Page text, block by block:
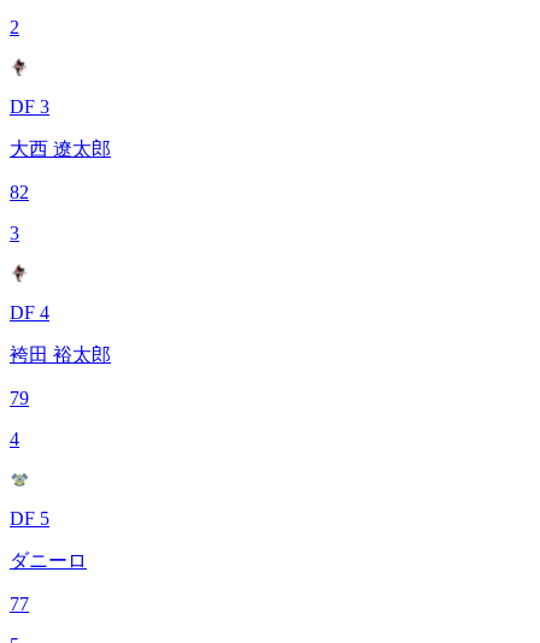
2
DF 3
大西 遼太郎
82
3
DF 4
袴田 裕太郎
79
4
DF 5
ダニーロ
77